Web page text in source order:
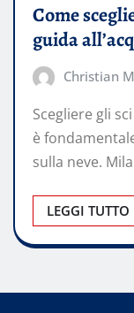
Come
guida
Christian
Scegliere gli
è
sulla neve.
LEGGI TUTTO